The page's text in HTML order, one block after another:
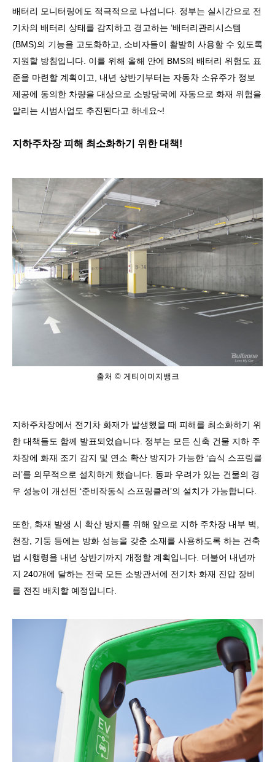
배터리 모니터링에도 적극적으로 나섭니다 정부는 실시간으로 전
기차의 배터리 상태를 감지하고 경고하는 ‘배터리관리시스템
(BMS)의 기능을 고도화하고
소비자들이 활발히 사용할 수 있도록
지원할 방침입니다 이를 위해 올해 안에 BMS의 배터리 위험도 표
준을 마련할 계획이고
내년 상반기부터는 자동차 소유주가 정보
제공에 동의한 차량을 대상으로 소방당국에 자동으로 화재 위험을
알리는 시범사업도 추진된다고 하네요~!
지하주차장 피해 최소화하기 위한 대책!
출처 © 게티이미지뱅크
지하주차장에서 전기차 화재가 발생했을 때 피해를 최소화하기 위
한 대책들도 함께 발표되었습니다 정부는 모든 신축 건물 지하 주
차장에 화재 조기 감지 및 연소 확산 방지가 가능한 ‘습식 스프링클
러’를 의무적으로 설치하게 했습니다 동파 우려가 있는 건물의 경
우 성능이 개선된 ‘준비작동식 스프링클러’의 설치가 가능합니다
또한 화재 발생 시 확산 방지를 위해 앞으로 지하 주차장 내부 벽
천장 기둥 등에는 방화 성능을 갖춘 소재를 사용하도록 하는 건축
법 시행령을 내년 상반기까지 개정할 계획입니다 더불어 내년까
지 240개에 달하는 전국 모든 소방관서에 전기차 화재 진압 장비
를 전진 배치할 예정입니다